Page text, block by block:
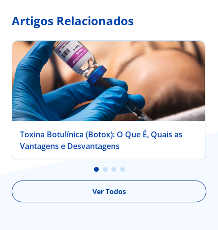
Artigos Relacionados
Toxina Botulínica (Botox): O Que É, Quais as
Vantagens e Desvantagens
Ver Todos